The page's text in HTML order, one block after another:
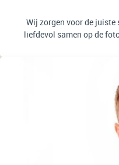
Wij zorgen voor de
liefdevol samen op de